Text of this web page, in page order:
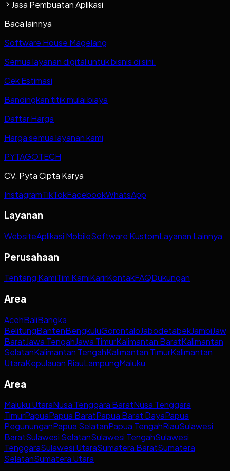
Jasa Pembuatan Aplikasi
Baca lainnya
Software House Magelang
Semua layanan digital untuk bisnis di sini.
Cek Estimasi
Bandingkan titik mulai biaya
Daftar Harga
Harga semua layanan kami
PYTAGOTECH
CV. Pyta Cipta Karya
InstagramTikTokFacebookWhatsApp
Layanan
WebsiteAplikasi MobileSoftware KustomLayanan Lainnya
Perusahaan
Tentang KamiTim KamiKarirKontakFAQDukungan
Area
AcehBaliBangka
BelitungBantenBengkuluGorontaloJabodetabekJambi
BaratJawa TengahJawa TimurKalimantan BaratKalimantan
SelatanKalimantan TengahKalimantan TimurKalimantan
UtaraKepulauan RiauLampungMaluku
Area
Maluku UtaraNusa Tenggara BaratNusa Tenggara
TimurPapuaPapua BaratPapua Barat DayaPapua
PegununganPapua SelatanPapua TengahRiauSulawesi
BaratSulawesi SelatanSulawesi TengahSulawesi
TenggaraSulawesi UtaraSumatera BaratSumatera
SelatanSumatera Utara